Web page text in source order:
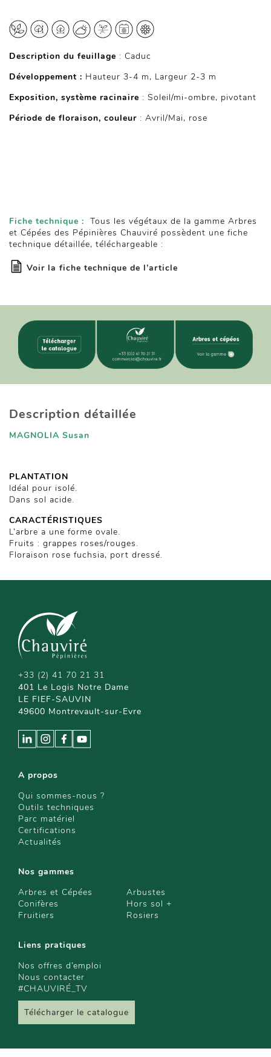
Description du feuillage : Caduc
Développement : Hauteur 3-4 m, Largeur 2-3 m
Exposition, système racinaire : Soleil/mi-ombre, pivotant
Période de floraison, couleur : Avril/Mai, rose
Fiche technique : Tous les végétaux de la gamme Arbres
et Cépées des Pépinières Chauviré possèdent une fiche
technique détaillée, téléchargeable :
Voir la fiche technique de l’article
Description détaillée
MAGNOLIA Susan
PLANTATION
Idéal pour isolé.
Dans sol acide.
CARACTÉRISTIQUES
L’arbre a une forme ovale.
Fruits : grappes roses/rouges.
Floraison rose fuchsia, port dressé.
+33 (2) 41 70 21 31
401 Le Logis Notre Dame
LE FIEF-SAUVIN
49600 Montrevault-sur-Evre
A propos
Qui sommes-nous ?
Outils techniques
Parc matériel
Certifications
Actualités
Nos gammes
Arbres et Cépées
Arbustes
Conifères
Hors sol +
Fruitiers
Rosiers
Liens pratiques
Nos offres d’emploi
Nous contacter
#CHAUVIRÉ_TV
Télécharger le catalogue